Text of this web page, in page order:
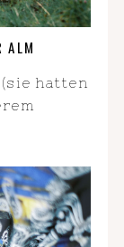
ALM
hatten